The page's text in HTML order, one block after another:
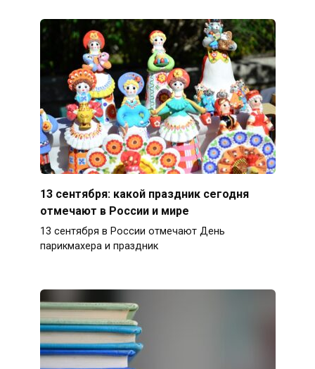
13 сентября: какой праздник сегодня
отмечают в России и мире
13 сентября в России отмечают День
парикмахера и праздник